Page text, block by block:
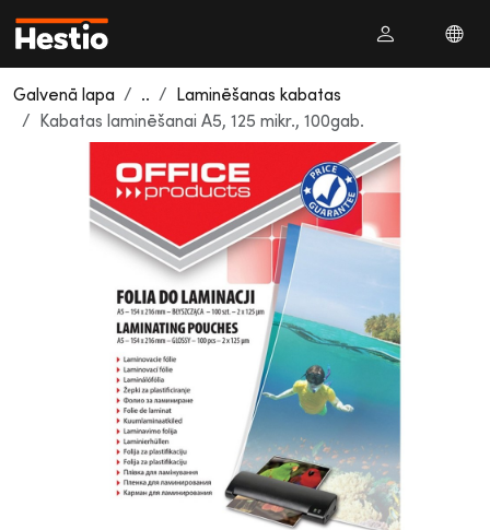
Galvenā lapa ..
Laminēšanas kabatas
Kabatas laminēšanai A5, 125 mikr., 100gab.